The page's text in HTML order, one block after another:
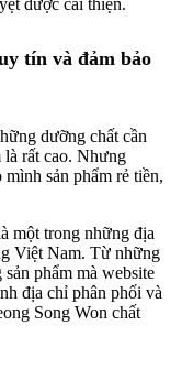
được cải thiện.
tín và đảm bảo
dưỡng chất cần
là rất cao. Nhưng
sản phẩm rẻ tiền,
một trong những địa
Việt Nam. Từ những
phẩm mà website
địa chỉ phân phối và
Song Won chất